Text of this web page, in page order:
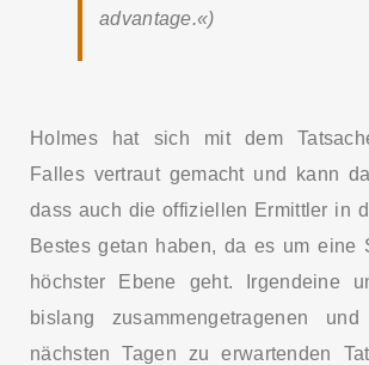
advantage.«)
Holmes hat sich mit dem
Falles vertraut gemacht und kann
dass auch die offiziellen Ermittler in
Bestes getan haben, da es um eine
höchster Ebene geht. Irgendeine
bislang zusammengetragenen
nächsten Tagen zu erwartenden